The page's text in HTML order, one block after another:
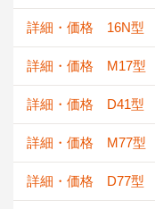
詳細・価格 16N型
詳細・価格 M17型
詳細・価格 D41型
詳細・価格 M77型
詳細・価格 D77型